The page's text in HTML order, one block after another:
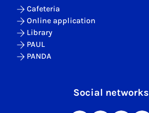
Cafeteria
Online application
Library
PAUL
PANDA
Social networks